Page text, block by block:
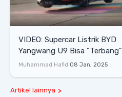
VIDEO: Supercar Listrik BYD
Yangwang U9 Bisa "Terbang"
Lewati Rintangan
Muhammad Hafid 08 Jan, 2025
Artikel lainnya